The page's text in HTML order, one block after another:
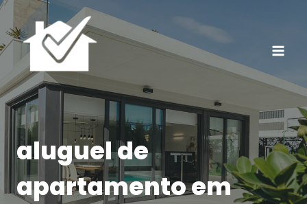
Pular
para
o
Conteúdo
aluguel de
apartamento em